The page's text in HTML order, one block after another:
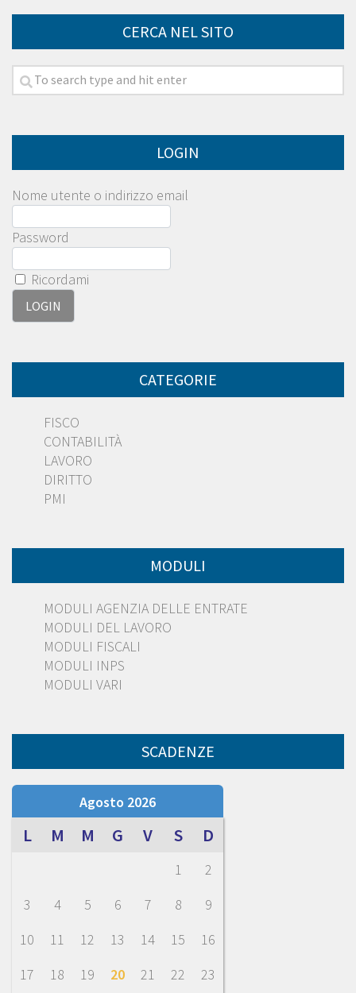
CERCA NEL SITO
LOGIN
Nome utente o indirizzo email
Password
Ricordami
CATEGORIE
FISCO
CONTABILITÀ
LAVORO
DIRITTO
PMI
MODULI
MODULI AGENZIA DELLE ENTRATE
MODULI DEL LAVORO
MODULI FISCALI
MODULI INPS
MODULI VARI
SCADENZE
Agosto 2026
L M M G V S D
1
2
3
4 5 6 7 8
9
10
11 12 13 14 15
16
17
18 19 20 21 22
23